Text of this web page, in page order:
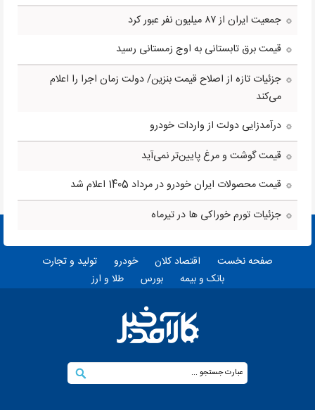
جمعیت ایران از ۸۷ میلیون نفر عبور کرد
قیمت برق تابستانی به اوج زمستانی رسید
جزئیات تازه از اصلاح قیمت بنزین/ دولت زمان اجرا را اعلام
می‌کند
درآمدزایی دولت از واردات خودرو
قیمت گوشت و مرغ پایین‌تر نمی‌آید
قیمت محصولات ایران خودرو در مرداد 1405 اعلام شد
جزئیات تورم خوراکی ها در تیرماه
صفحه نخست اقتصاد کلان خودرو
تولید و تجارت
بانک و بیمه
بورس طلا و ارز